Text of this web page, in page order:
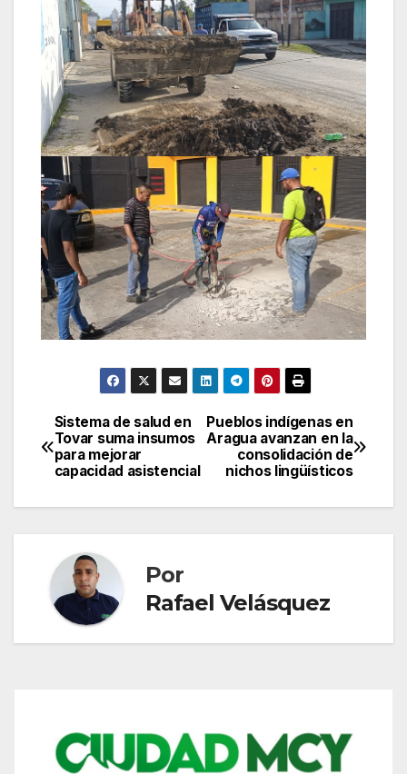
Navegación
de
entradas
Pueblos indígenas en
Aragua avanzan en la
consolidación de
nichos lingüísticos
Sistema de salud en
Tovar suma insumos
para mejorar
capacidad asistencial
Por
Rafael Velásquez